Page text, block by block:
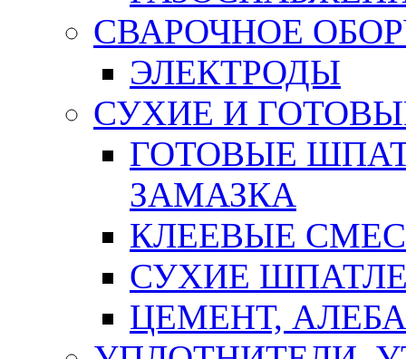
СВАРОЧНОЕ
ЭЛЕКТРОДЫ
СУХИЕ И
ГОТОВЫЕ
ЗАМАЗКА
КЛЕЕВЫЕ
СУХИЕ
ЦЕМЕНТ,